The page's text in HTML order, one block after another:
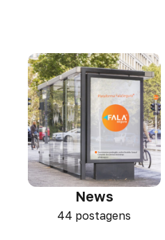
News
44 postagens